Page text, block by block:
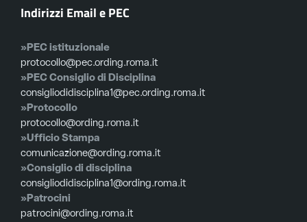
Indirizzi Email e PEC
»PEC istituzionale
protocollo@pec.ording.roma.it
»PEC Consiglio di Disciplina
consigliodidisciplina1@pec.ording.roma.it
»Protocollo
protocollo@ording.roma.it
»Ufficio Stampa
comunicazione@ording.roma.it
»Consiglio di disciplina
consigliodidisciplina1@ording.roma.it
»Patrocini
patrocini@ording.roma.it